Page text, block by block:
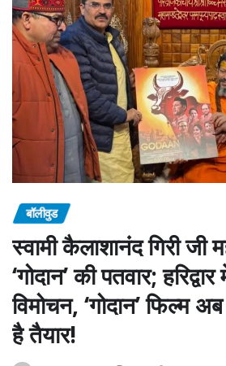
बॉलीवुड
स्वामी कैलाशानंद गिरी जी
‘गोदान’ की पतवार;
विमोचन, ‘गोदान’ फिल्म
है तैयार!